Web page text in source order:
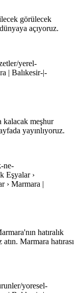
görülecek
açıyoruz.
yerel-
| Balıkesir-|-
kalacak meşhur
yayınlıyoruz.
ne-
Eşyalar ›
› Marmara |
hatıralık
Marmara hatırası
yoresel-